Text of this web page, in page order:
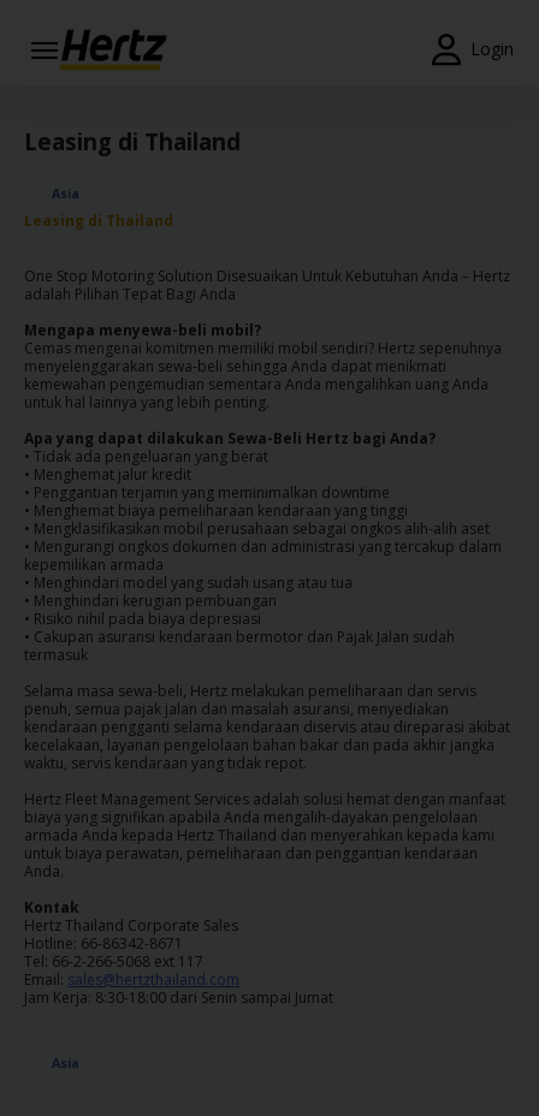
Login
Menu
Modify/Cancel
Penawaran
Khusus
Join /
Overview
ID/ID
Reservasi
Sewa
Mobil
Penawaran
Khusus
Hertz
Gold+
Panduan
Kendaraan
Produk
&
Layanan
dengan
Leasing di Thailand
Asia
Leasing di Thailand
One Stop Motoring Solution Disesuaikan Untuk Kebutuhan Anda – Hertz
adalah Pilihan Tepat Bagi Anda
Mengapa menyewa-beli mobil?
Cemas mengenai komitmen memiliki mobil sendiri? Hertz sepenuhnya
menyelenggarakan sewa-beli sehingga Anda dapat menikmati
kemewahan pengemudian sementara Anda mengalihkan uang Anda
untuk hal lainnya yang lebih penting.
Apa yang dapat dilakukan Sewa-Beli Hertz bagi Anda?
• Tidak ada pengeluaran yang berat
• Menghemat jalur kredit
• Penggantian terjamin yang meminimalkan downtime
• Menghemat biaya pemeliharaan kendaraan yang tinggi
• Mengklasifikasikan mobil perusahaan sebagai ongkos alih-alih aset
• Mengurangi ongkos dokumen dan administrasi yang tercakup dalam
kepemilikan armada
• Menghindari model yang sudah usang atau tua
• Menghindari kerugian pembuangan
• Risiko nihil pada biaya depresiasi
• Cakupan asuransi kendaraan bermotor dan Pajak Jalan sudah
termasuk
Selama masa sewa-beli, Hertz melakukan pemeliharaan dan servis
penuh, semua pajak jalan dan masalah asuransi, menyediakan
kendaraan pengganti selama kendaraan diservis atau direparasi akibat
kecelakaan, layanan pengelolaan bahan bakar dan pada akhir jangka
waktu, servis kendaraan yang tidak repot.
Hertz Fleet Management Services adalah solusi hemat dengan manfaat
biaya yang signifikan apabila Anda mengalih-dayakan pengelolaan
armada Anda kepada Hertz Thailand dan menyerahkan kepada kami
untuk biaya perawatan, pemeliharaan dan penggantian kendaraan
Anda.
Kontak
Hertz Thailand Corporate Sales
Hotline: 66-86342-8671
Tel: 66-2-266-5068 ext 117
Email: sales@hertzthailand.com
Jam Kerja: 8:30-18:00 dari Senin sampai Jumat
Asia